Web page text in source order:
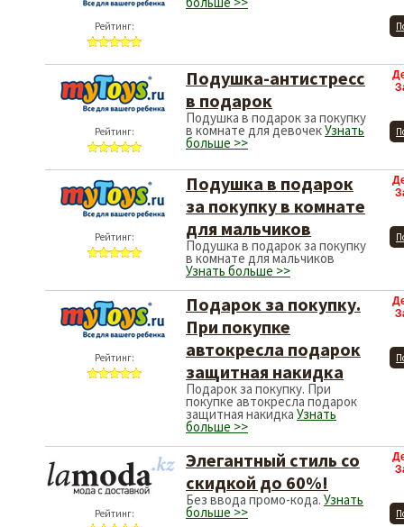
Рейтинг:
Рейтинг:
Подушка-антистресс
в подарок
Подушка в подарок за покупку
в комнате для девочекУзнать
больше >>
Рейтинг:
Подушка в подарок
за покупку в комнате
для мальчиков
Подушка в подарок за покупку
в комнате для мальчиков
Узнать больше >>
Рейтинг:
Подарок за покупку.
При покупке
автокресла подарок
защитная накидка
Подарок за покупку. При
покупке автокресла подарок
защитная накидка Узнать
больше >>
Рейтинг:
Элегантный стиль со
скидкой до 60%!
Без ввода промо-кода. Узнать
больше >>